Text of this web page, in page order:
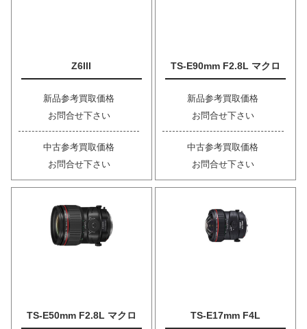
Z6III
新品参考買取価格
お問合せ下さい
中古参考買取価格
お問合せ下さい
TS-E90mm F2.8L マクロ
新品参考買取価格
お問合せ下さい
中古参考買取価格
お問合せ下さい
TS-E50mm F2.8L マクロ TS-E17mm F4L